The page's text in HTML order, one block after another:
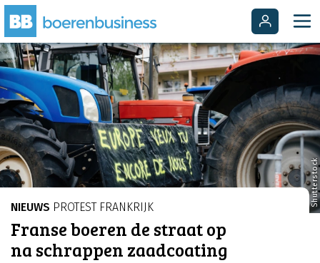
Shutterstock
NIEUWS PROTEST FRANKRIJK
Franse boeren de straat op
na schrappen zaadcoating